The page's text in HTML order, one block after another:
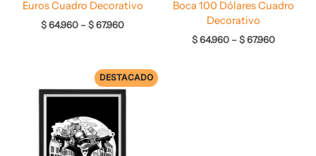
Euros Cuadro Decorativo
$64.960 –$67.960
Boca 100 Dólares Cuadro
Decorativo
$64.960 –$67.960
DESTACADO
Rango
de